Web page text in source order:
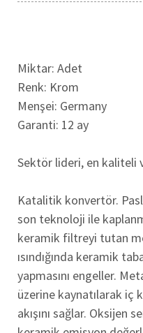
Miktar: Adet
Renk: Krom
Menşei: Germany
Garanti: 12 ay
Sektör lideri, en kaliteli
Katalitik konvertör.
son teknoloji ile
keramik filtreyi tutan
ısındığında keramik
yapmasını engeller.
üzerine kaynatılarak iç
akışını sağlar. Oksijen